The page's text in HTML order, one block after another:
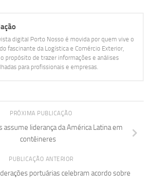
digital Porto Nosso é movida por quem vive o
fascinante da Logística e Comércio Exterior,
propósito de trazer informações e análises
para profissionais e empresas.
PRÓXIMA PUBLICAÇÃO
assume liderança da América Latina em
contêineres
PUBLICAÇÃO ANTERIOR
portuárias celebram acordo sobre